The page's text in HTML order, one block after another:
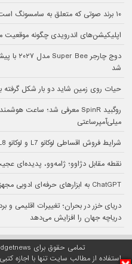
۱۰ برند صوتی که متعلق به سامسونگ است
اپلیکیشن‌های اندرویدی چگونه موقعیت
شد
حیات روی زمین شاید دو بار شکل گرفته
میلی‌آمپرساعتی
شرایط فروش اقساطی لوکانو L7 و لوکانو L8 در مرداد 1405 اعلام شد
نقطه مقابل دژاوو؛ ژامه‌وو، پدیده‌ای
ChatGPT به ابزارهای حرفه‌ای ادوبی مجهز شد؛ از فتوشاپ تا Acrobat
دریای خزر در بحران؛ تغییرات اقلیمی و
دریاچه جهان را افزایش می‌دهد
تمامی حقوق برای Gadgetnews (گجت نیوز) محفوظ است
استفاده از مطالب سایت تنها با اجازه